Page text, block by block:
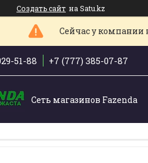
Создать сайт на Satu.kz
Сейчас у компании
51-88 +7 (777) 385-07-87
Сеть магазинов Fazenda